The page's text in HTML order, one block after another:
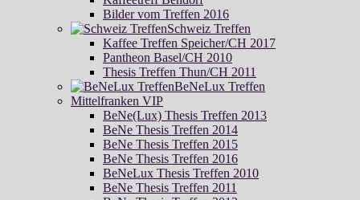
Bilder vom Treffen 2016
Schweiz Treffen
Kaffee Treffen Speicher/CH 2017
Pantheon Basel/CH 2010
Thesis Treffen Thun/CH 2011
BeNeLux Treffen
Mittelfranken VIP
BeNe(Lux) Thesis Treffen 2013
BeNe Thesis Treffen 2014
BeNe Thesis Treffen 2015
BeNe Thesis Treffen 2016
BeNeLux Thesis Treffen 2010
BeNe Thesis Treffen 2011